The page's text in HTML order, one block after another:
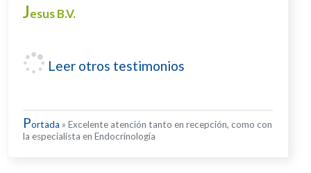
Jesus B.V.
Leer otros testimonios
Portada »Excelente atención tanto en recepción, como con
la especialista en Endocrinología